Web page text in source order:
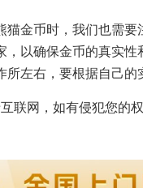
猫金币时，我们也需
，以确保金币的真实
左右，要根据自己的
联网，如有侵犯您的